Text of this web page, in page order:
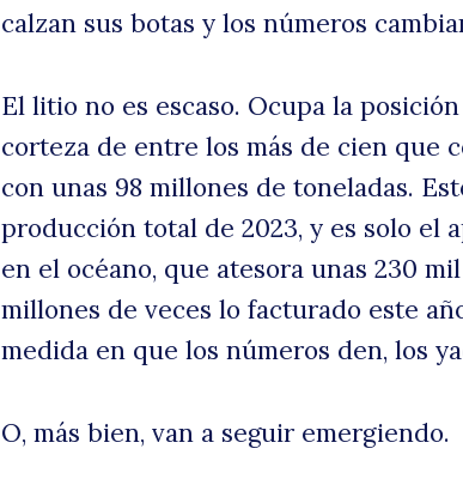
calzan sus botas y los números
El litio no es escaso. Ocupa la
corteza de entre los más de cien que
con unas 98 millones de toneladas.
producción total de 2023, y es solo el
en el océano, que atesora unas 230
millones de veces lo facturado este
medida en que los números den, los
O, más bien, van a seguir emergiendo.